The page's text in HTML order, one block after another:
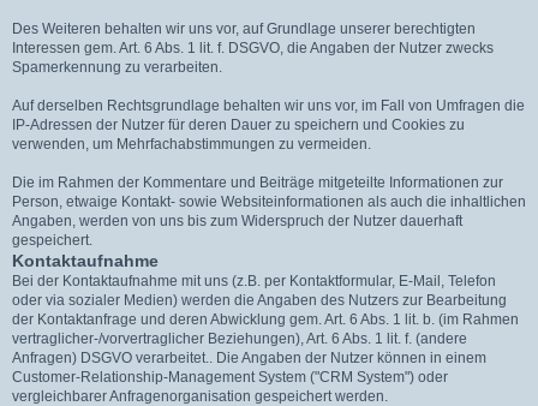
Des Weiteren behalten wir uns vor, auf Grundlage unserer berechtigten
Interessen gem. Art. 6 Abs. 1 lit. f. DSGVO, die Angaben der Nutzer zwecks
Spamerkennung zu verarbeiten.
Auf derselben Rechtsgrundlage behalten wir uns vor, im Fall von Umfragen die
IP-Adressen der Nutzer für deren Dauer zu speichern und Cookies zu
verwenden, um Mehrfachabstimmungen zu vermeiden.
Die im Rahmen der Kommentare und Beiträge mitgeteilte Informationen zur
Person, etwaige Kontakt- sowie Websiteinformationen als auch die inhaltlichen
Angaben, werden von uns bis zum Widerspruch der Nutzer dauerhaft
gespeichert.
Kontaktaufnahme
Bei der Kontaktaufnahme mit uns (z.B. per Kontaktformular, E-Mail, Telefon
oder via sozialer Medien) werden die Angaben des Nutzers zur Bearbeitung
der Kontaktanfrage und deren Abwicklung gem. Art. 6 Abs. 1 lit. b. (im Rahmen
vertraglicher-/vorvertraglicher Beziehungen), Art. 6 Abs. 1 lit. f. (andere
Anfragen) DSGVO verarbeitet.. Die Angaben der Nutzer können in einem
Customer-Relationship-Management System ("CRM System") oder
vergleichbarer Anfragenorganisation gespeichert werden.